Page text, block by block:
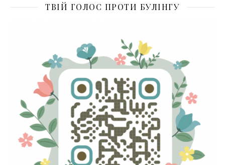
ТВІЙ ГОЛОС ПРОТИ БУЛІНГУ